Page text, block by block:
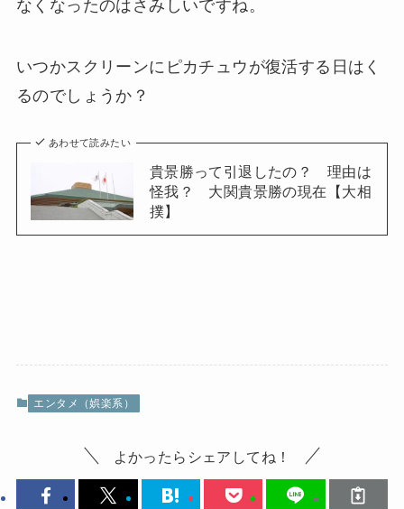
なくなったのはさみしいですね。
いつかスクリーンにピカチュウが復活する日はく
るのでしょうか？
あわせて読みたい
貴景勝って引退したの？ 理由は
怪我？ 大関貴景勝の現在【大相
撲】
エンタメ（娯楽系）
よかったらシェアしてね！